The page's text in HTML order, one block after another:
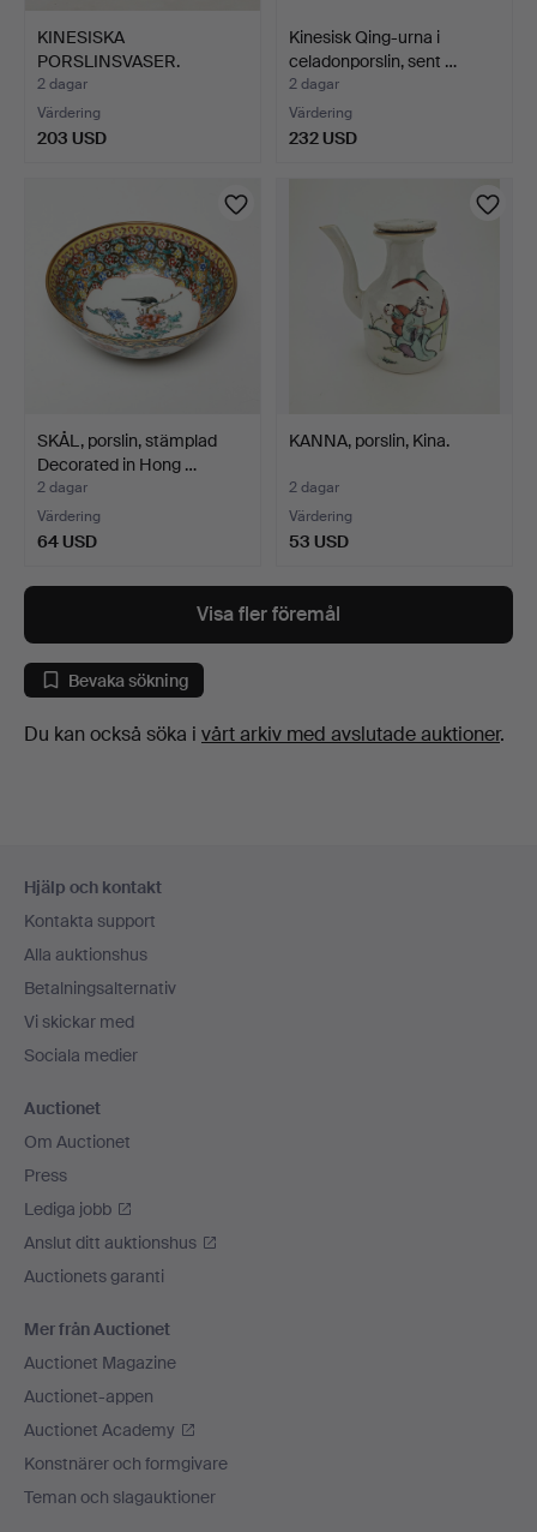
KINESISKA
PORSLINSVASER.
2 dagar
Värdering
203 USD
Kinesisk Qing-urna i
celadonporslin, sent …
2 dagar
Värdering
232 USD
SKÅL, porslin, stämplad
Decorated in Hong …
2 dagar
Värdering
64 USD
KANNA, porslin, Kina.
2 dagar
Värdering
53 USD
Visa fler föremål
Bevaka sökning
Du kan också söka i vårt arkiv med avslutade auktioner.
Hjälp och kontakt
Kontakta support
Alla auktionshus
Betalningsalternativ
Vi skickar med
Sociala medier
Auctionet
Om Auctionet
Press
Lediga jobb
Anslut ditt auktionshus
Auctionets garanti
Mer från Auctionet
Auctionet Magazine
Auctionet-appen
Auctionet Academy
Konstnärer och formgivare
Teman och slagauktioner